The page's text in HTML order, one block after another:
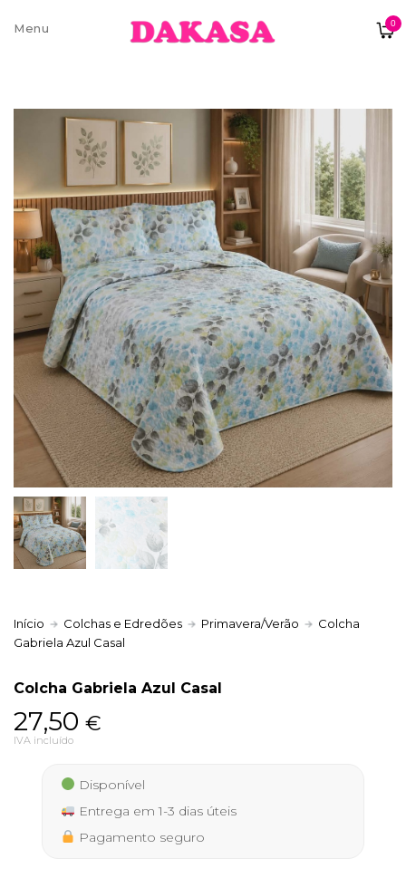
0
Sobre nós
Contatos e moradas
Pagamentos e Envios
Trocas e Devoluções
Termos e condições
Política de Privacidade
Início Colchas e Edredões Primavera/Verão
Colcha
Gabriela Azul Casal
Colcha Gabriela Azul Casal
27,50 €
IVA incluído
Disponível
Entrega em 1-3 dias úteis
Pagamento seguro